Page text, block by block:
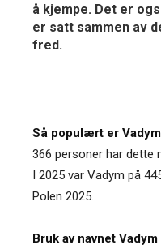
å kjempe. Det er
er satt sammen av
fred.
Så populært er
366 personer har dette
I 2025 var Vadym på
Polen 2025.
Bruk av navnet